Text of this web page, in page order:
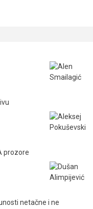
prozore
netačne i ne